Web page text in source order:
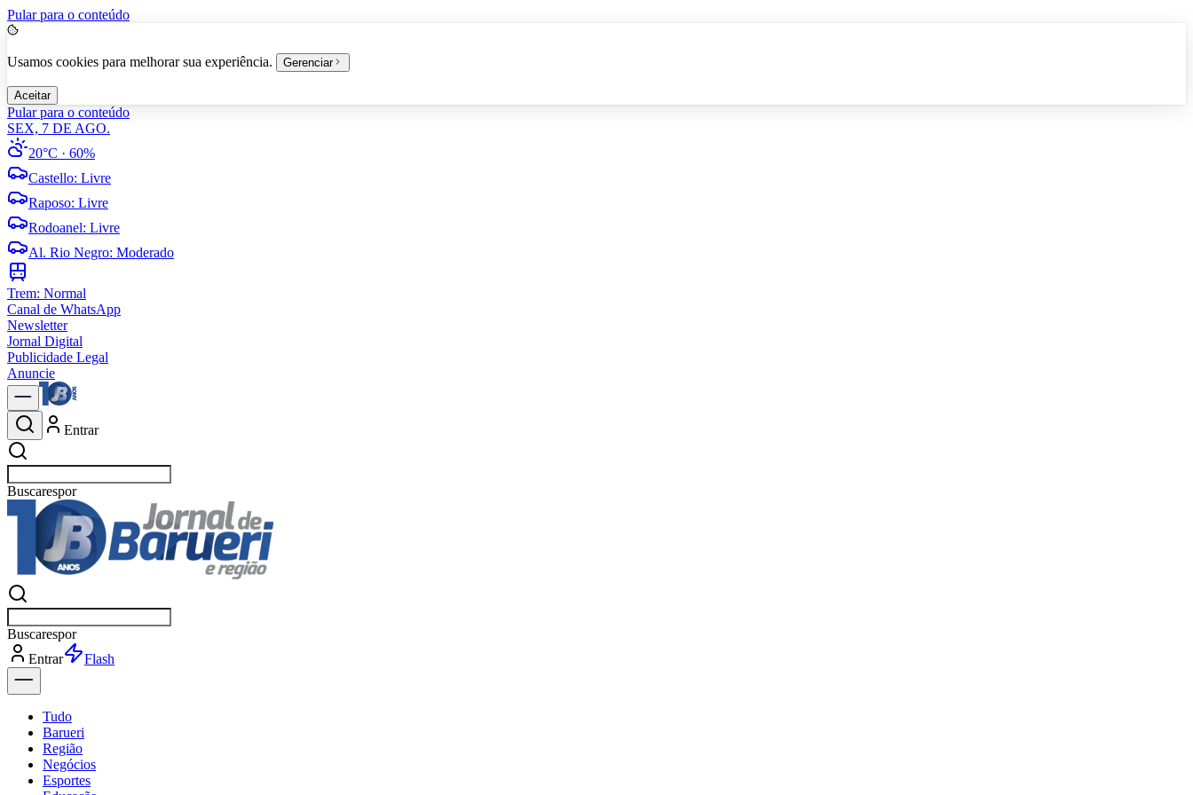
Pular para o conteúdo
Usamos cookies para melhorar sua experiência. Gerenciar
Aceitar
Pular para o conteúdo
SEX, 7 DE AGO.
20°C · 60%
Castello: Livre
Raposo: Livre
Rodoanel: Livre
Al. Rio Negro: Moderado
Trem: Normal
Canal de WhatsApp
Newsletter
Jornal Digital
Publicidade Legal
Anuncie
Entrar
Buscaresportes
Buscaresportes
Entrar
Flash
Tudo
Barueri
Região
Negócios
Esportes